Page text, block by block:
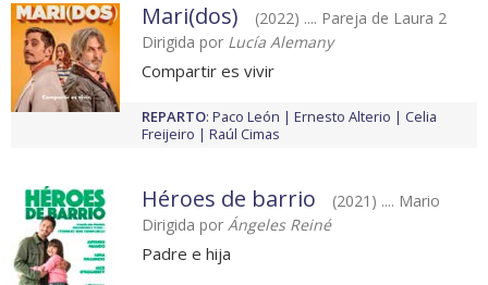
Mari(dos)
(2022) .... Pareja de Laura 2
Dirigida por Lucía Alemany
Compartir es vivir
REPARTO: Paco León Ernesto Alterio
Celia
Freijeiro
Raúl Cimas
Héroes de barrio
(2021) .... Mario
Dirigida por Ángeles Reiné
Padre e hija